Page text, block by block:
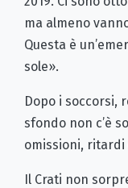
ma almeno
Questa è
sole».
Dopo i soccorsi,
sfondo non c’è
omissioni, ritardi
Il Crati non